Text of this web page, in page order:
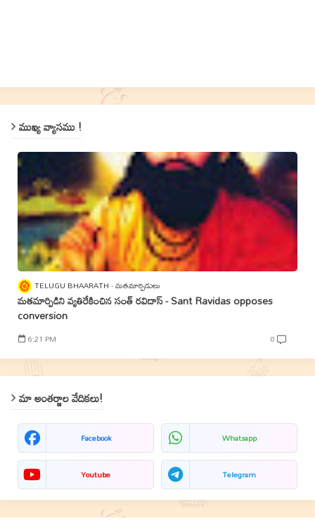
ముఖ్య వ్యాసము !
TELUGU BHAARATH మతమార్పిడులు
మతమార్పిడిని వ్యతిరేకించిన సంత్‌ రవిదాస్‌ - Sant Ravidas opposes
conversion
6:21 PM 0
మా అంతర్జాల వేదికలు!
Facebook Whatsapp
Youtube Telegram